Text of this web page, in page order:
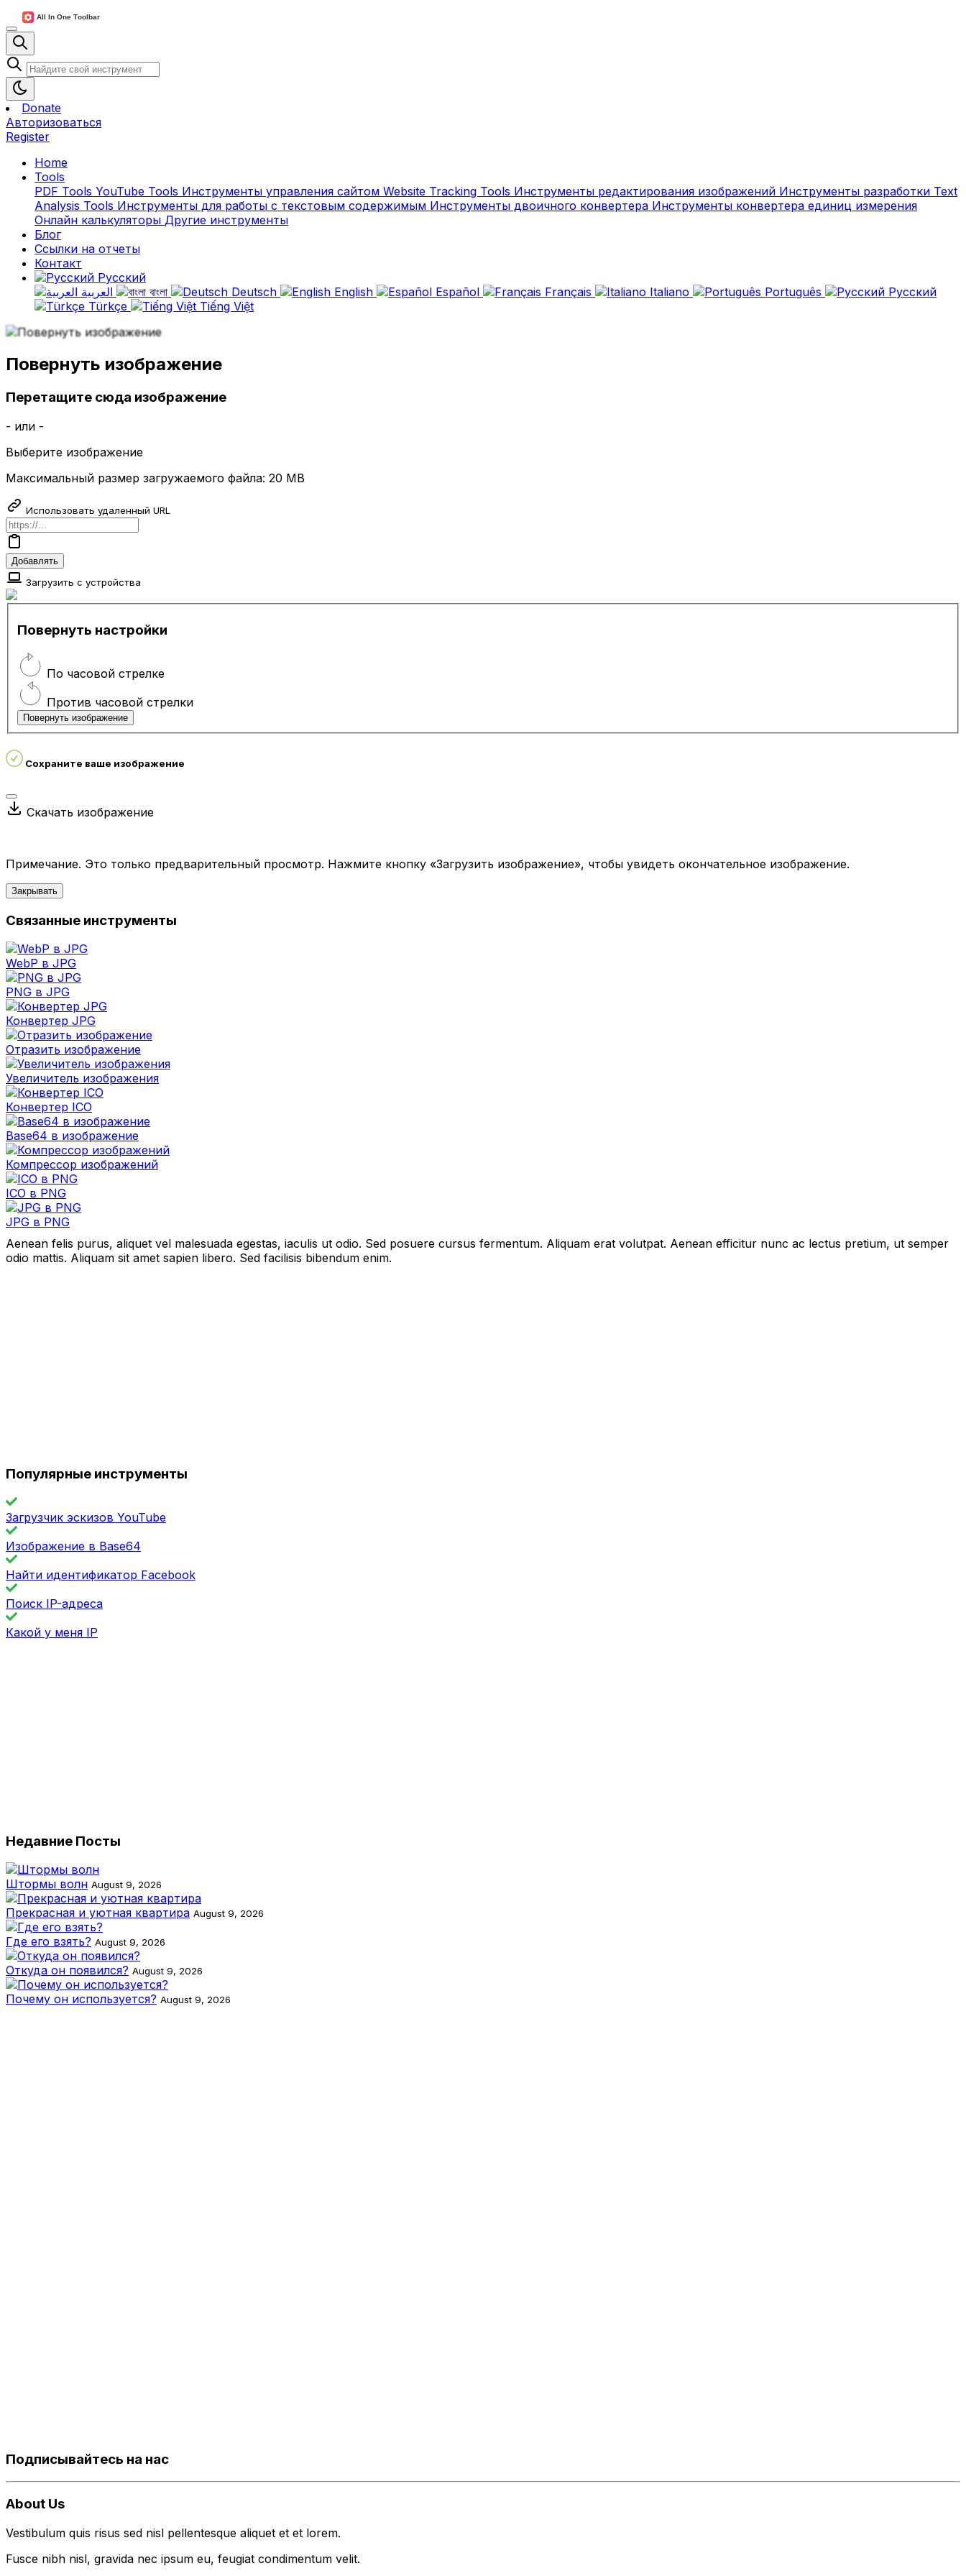
Donate
Авторизоваться
Register
Home
Tools
PDF Tools YouTube Tools Инструменты управления сайтом Website Tracking Tools Инструменты редактирования изображений Инструменты разработки Text
Analysis Tools Инструменты для работы с текстовым содержимым Инструменты двоичного конвертера Инструменты конвертера единиц измерения
Онлайн калькуляторы Другие инструменты
Блог
Ссылки на отчеты
Контакт
Русский
বাংলা Deutsch English Español Français Italiano Português
Русский
Türkçe
Tiếng Việt
Повернуть изображение
Перетащите сюда изображение
- или -
Выберите изображение
Максимальный размер загружаемого файла: 20 MB
Использовать удаленный URL
Добавлять
Загрузить с устройства
Повернуть настройки
По часовой стрелке
Против часовой стрелки
Повернуть изображение
Сохраните ваше изображение
Скачать изображение
Примечание. Это только предварительный просмотр. Нажмите кнопку «Загрузить изображение», чтобы увидеть окончательное изображение.
Закрывать
Связанные инструменты
WebP в JPG
PNG в JPG
Конвертер JPG
Отразить изображение
Увеличитель изображения
Конвертер ICO
Base64 в изображение
Компрессор изображений
ICO в PNG
JPG в PNG
Aenean felis purus, aliquet vel malesuada egestas, iaculis ut odio. Sed posuere cursus fermentum. Aliquam erat volutpat. Aenean efficitur nunc ac lectus pretium, ut semper
odio mattis. Aliquam sit amet sapien libero. Sed facilisis bibendum enim.
Популярные инструменты
Загрузчик эскизов YouTube
Изображение в Base64
Найти идентификатор Facebook
Поиск IP-адреса
Какой у меня IP
Недавние Посты
Штормы волн August 9, 2026
Прекрасная и уютная квартира August 9, 2026
Где его взять? August 9, 2026
Откуда он появился? August 9, 2026
Почему он используется? August 9, 2026
Подписывайтесь на нас
About Us
Vestibulum quis risus sed nisl pellentesque aliquet et et lorem.
Fusce nibh nisl, gravida nec ipsum eu, feugiat condimentum velit.